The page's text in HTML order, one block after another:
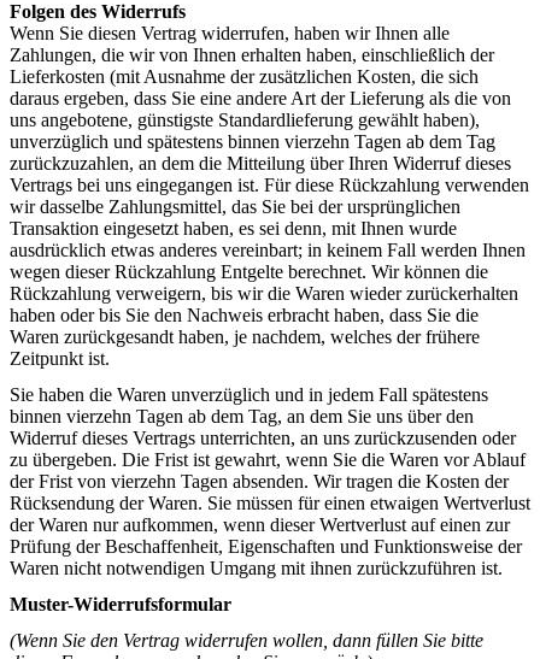
Folgen des Widerrufs
Wenn Sie diesen Vertrag widerrufen, haben wir Ihnen alle
Zahlungen, die wir von Ihnen erhalten haben, einschließlich der
Lieferkosten (mit Ausnahme der zusätzlichen Kosten, die sich
daraus ergeben, dass Sie eine andere Art der Lieferung als die von
uns angebotene, günstigste Standardlieferung gewählt haben),
unverzüglich und spätestens binnen vierzehn Tagen ab dem Tag
zurückzuzahlen, an dem die Mitteilung über Ihren Widerruf dieses
Vertrags bei uns eingegangen ist. Für diese Rückzahlung verwenden
wir dasselbe Zahlungsmittel, das Sie bei der ursprünglichen
Transaktion eingesetzt haben, es sei denn, mit Ihnen wurde
ausdrücklich etwas anderes vereinbart; in keinem Fall werden Ihnen
wegen dieser Rückzahlung Entgelte berechnet. Wir können die
Rückzahlung verweigern, bis wir die Waren wieder zurückerhalten
haben oder bis Sie den Nachweis erbracht haben, dass Sie die
Waren zurückgesandt haben, je nachdem, welches der frühere
Zeitpunkt ist.
Sie haben die Waren unverzüglich und in jedem Fall spätestens
binnen vierzehn Tagen ab dem Tag, an dem Sie uns über den
Widerruf dieses Vertrags unterrichten, an uns zurückzusenden oder
zu übergeben. Die Frist ist gewahrt, wenn Sie die Waren vor Ablauf
der Frist von vierzehn Tagen absenden. Wir tragen die Kosten der
Rücksendung der Waren. Sie müssen für einen etwaigen Wertverlust
der Waren nur aufkommen, wenn dieser Wertverlust auf einen zur
Prüfung der Beschaffenheit, Eigenschaften und Funktionsweise der
Waren nicht notwendigen Umgang mit ihnen zurückzuführen ist.
Muster-Widerrufsformular
(Wenn Sie den Vertrag widerrufen wollen, dann füllen Sie bitte